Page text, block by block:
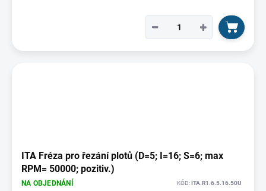
+
−
ITA Fréza pro řezání plotů (D=5; I=16; S=6; max
RPM= 50000; pozitiv.)
NA OBJEDNÁNÍ KÓD:ITA.R1.6.5.16.50U